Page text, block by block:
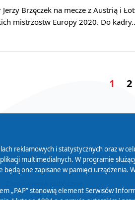
Brzęczek na mecze z Austrią i
mistrzostw Europy 2020. Do
1 2
Organizacje Pożytku
Publicznego
reklamowych i statystycznych oraz w
multimedialnych. W programie
one zapisane w pamięci urządzenia.
stanowią element Serwisów